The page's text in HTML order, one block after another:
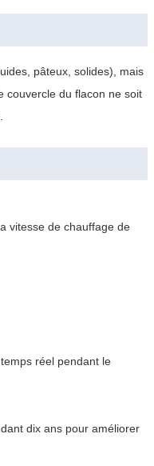
pâteux, solides), mais
couvercle du flacon ne soit
vitesse de chauffage de
réel pendant le
dix ans pour améliorer